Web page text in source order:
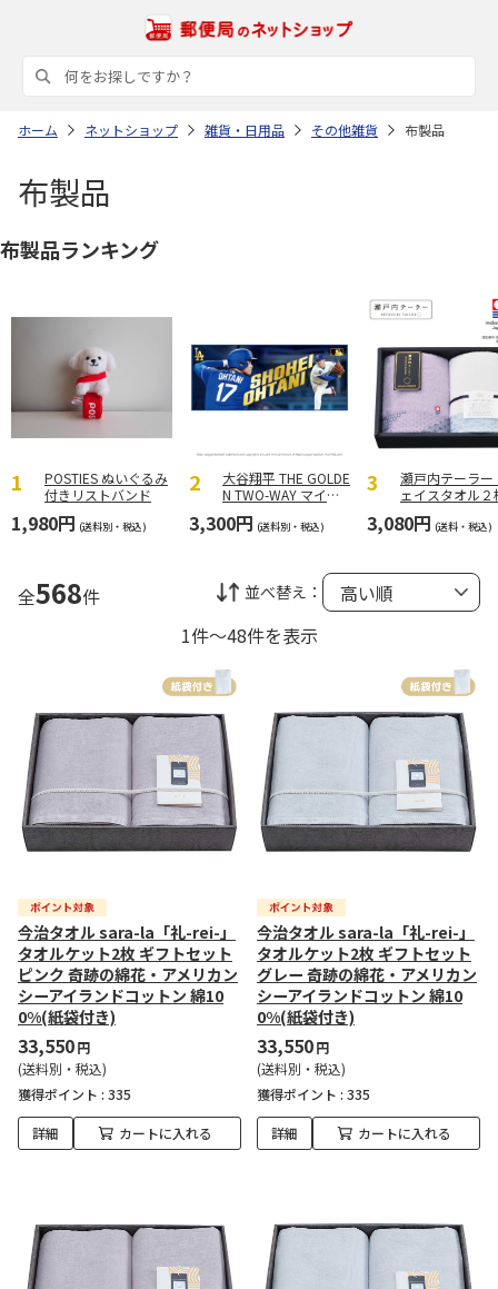
ホーム ネットショップ 雑貨・日用品 その他雑貨 布製品
布製品
布製品ランキング
POSTIES ぬいぐるみ
付きリストバンド
1,980円 (送料別・税込)
大谷翔平 THE GOLDE
N TWO-WAY マイク
スタオル
3,300円 (送料別・税込)
瀬戸内テーラ
ェイスタオル２
3,080円 (送料・税込)
全568件 並べ替え：
1件～48件を表示
今治タオル sara-la「礼-rei-」
タオルケット2枚 ギフトセット
ピンク 奇跡の綿花・アメリカン
シーアイランドコットン 綿10
0%(紙袋付き)
33,550円
(送料別・税込)
獲得ポイント : 335
詳細 カートに入れる
今治タオル sara-la「礼-rei-」
タオルケット2枚 ギフトセット
グレー 奇跡の綿花・アメリカン
シーアイランドコットン 綿10
0%(紙袋付き)
33,550円
(送料別・税込)
獲得ポイント : 335
詳細 カートに入れる